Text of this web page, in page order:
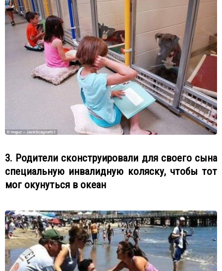
3. Родители сконструировали для своего сына
специальную инвалидную коляску, чтобы тот
мог окунуться в океан